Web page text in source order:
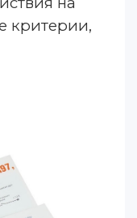
критерии,